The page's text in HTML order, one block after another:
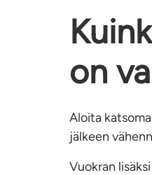
on
Aloita
jälkeen
Vuokran